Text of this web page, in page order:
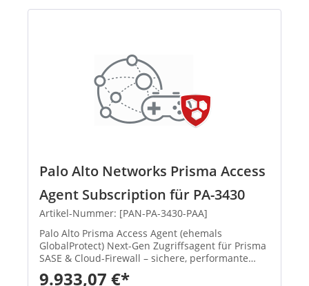
Palo Alto Networks Prisma Access
Agent Subscription für PA-3430
Artikel-Nummer: [PAN-PA-3430-PAA]
Palo Alto Prisma Access Agent (ehemals
GlobalProtect) Next-Gen Zugriffsagent für Prisma
SASE & Cloud-Firewall – sichere, performante
Remote-Verbindungen mit zentralem
Management. Neu: Umbenennung von
9.933,07 €*